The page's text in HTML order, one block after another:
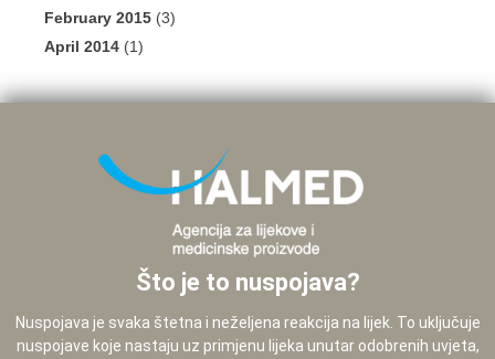
February 2015 (3)
April 2014 (1)
Što je to nuspojava?
Nuspojava je svaka štetna i neželjena reakcija na lijek. To uključuje
nuspojave koje nastaju uz primjenu lijeka unutar odobrenih uvjeta,